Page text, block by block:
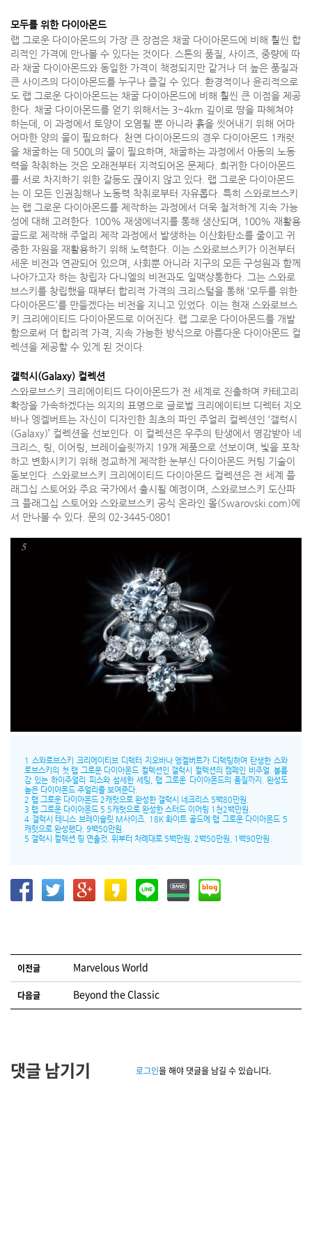
모두를 위한 다이아몬드
랩 그로운 다이아몬드의 가장 큰 장점은 채굴 다이아몬드에 비해 훨씬 합
리적인 가격에 만나볼 수 있다는 것이다. 스톤의 품질, 사이즈, 중량에 따
라 채굴 다이아몬드와 동일한 가격이 책정되지만 같거나 더 높은 품질과
큰 사이즈의 다이아몬드를 누구나 즐길 수 있다. 환경적이나 윤리적으로
도 랩 그로운 다이아몬드는 채굴 다이아몬드에 비해 훨씬 큰 이점을 제공
한다. 채굴 다이아몬드를 얻기 위해서는 3~4km 깊이로 땅을 파헤쳐야
하는데, 이 과정에서 토양이 오염될 뿐 아니라 흙을 씻어내기 위해 어마
어마한 양의 물이 필요하다. 천연 다이아몬드의 경우 다이아몬드 1캐럿
을 채굴하는 데 500L의 물이 필요하며, 채굴하는 과정에서 아동의 노동
력을 착취하는 것은 오래전부터 지적되어온 문제다. 희귀한 다이아몬드
를 서로 차지하기 위한 갈등도 끊이지 않고 있다. 랩 그로운 다이아몬드
는 이 모든 인권침해나 노동력 착취로부터 자유롭다. 특히 스와로브스키
는 랩 그로운 다이아몬드를 제작하는 과정에서 더욱 철저하게 지속 가능
성에 대해 고려한다. 100% 재생에너지를 통해 생산되며, 100% 재활용
골드로 제작해 주얼리 제작 과정에서 발생하는 이산화탄소를 줄이고 귀
중한 자원을 재활용하기 위해 노력한다. 이는 스와로브스키가 이전부터
세운 비전과 연관되어 있으며, 사회뿐 아니라 지구의 모든 구성원과 함께
나아가고자 하는 창립자 다니엘의 비전과도 일맥상통한다. 그는 스와로
브스키를 창립했을 때부터 합리적 가격의 크리스털을 통해 ‘모두를 위한
다이아몬드’를 만들겠다는 비전을 지니고 있었다. 이는 현재 스와로브스
키 크리에이티드 다이아몬드로 이어진다. 랩 그로운 다이아몬드를 개발
함으로써 더 합리적 가격, 지속 가능한 방식으로 아름다운 다이아몬드 컬
렉션을 제공할 수 있게 된 것이다.
갤럭시(Galaxy) 컬렉션
스와로브스키 크리에이티드 다이아몬드가 전 세계로 진출하며 카테고리
확장을 가속하겠다는 의지의 표명으로 글로벌 크리에이티브 디렉터 지오
바나 엥겔버트는 자신이 디자인한 최초의 파인 주얼리 컬렉션인 ‘갤럭시
(Galaxy)’ 컬렉션을 선보인다. 이 컬렉션은 우주의 탄생에서 영감받아 네
크리스, 링, 이어링, 브레이슬릿까지 19개 제품으로 선보이며, 빛을 포착
하고 변화시키기 위해 정교하게 제작한 눈부신 다이아몬드 커팅 기술이
돋보인다. 스와로브스키 크리에이티드 다이아몬드 컬렉션은 전 세계 플
래그십 스토어와 주요 국가에서 출시될 예정이며, 스와로브스키 도산파
크 플래그십 스토어와 스와로브스키 공식 온라인 몰(Swarovski.com)에
서 만나볼 수 있다. 문의 02-3445-0801
5
1 스와로브스키 크리에이티브 디렉터 지오바나 엥겔버트가 디렉팅하여 탄생한 스와
로브스키의 첫 랩 그로운 다이아몬드 컬렉션인 갤럭시 컬렉션의 캠페인 비주얼. 볼륨
감 있는 하이주얼리 피스와 섬세한 세팅, 랩 그로운 다이아몬드의 품질까지. 완성도
높은 다이아몬드 주얼리를 보여준다.
2 랩 그로운 다이아몬드 2캐럿으로 완성한 갤럭시 네크리스 5백80만원.
3 랩 그로운 다이아몬드 5.5캐럿으로 완성한 스터드 이어링 1천2백만원.
4 갤럭시 테니스 브레이슬릿 M사이즈. 18K 화이트 골드에 랩 그로운 다이아몬드 5
캐럿으로 완성했다. 9백50만원.
5 갤럭시 컬렉션 링 연출컷. 위부터 차례대로 5백만원, 2백50만원, 1백90만원.
글 네비게이션
이전글 Marvelous World
다음글 Beyond the Classic
댓글 남기기 로그인을 해야 댓글을 남길 수 있습니다.